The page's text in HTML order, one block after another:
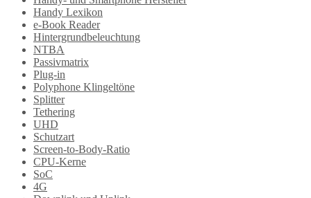
Handy Lexikon
e-Book Reader
Hintergrundbeleuchtung
NTBA
Passivmatrix
Plug-in
Polyphone Klingeltöne
Splitter
Tethering
UHD
Schutzart
Screen-to-Body-Ratio
CPU-Kerne
SoC
4G